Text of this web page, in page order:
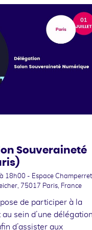
Souveraineté
18h00 - Espace
75017 Paris, France
de participer à la
sein d’une délégation
d’assister aux